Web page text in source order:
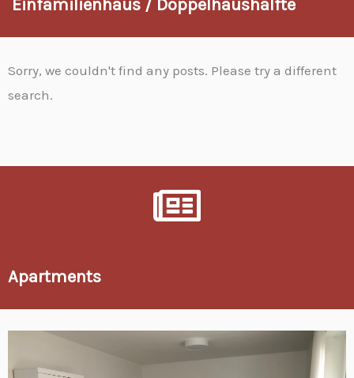
Einfamilienhaus / Doppelhaushälfte
Sorry, we couldn't find any posts. Please try a different
search.
Apartments